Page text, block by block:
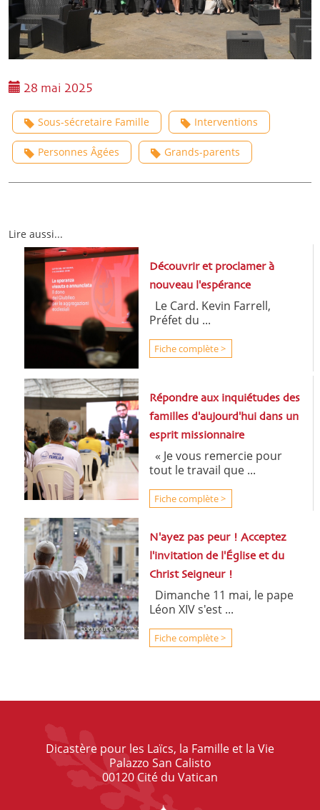
28 mai 2025
Sous-sécretaire Famille Interventions
Personnes Âgées Grands-parents
Lire aussi...
Découvrir et proclamer à
nouveau l'espérance
Le Card. Kevin Farrell,
Préfet du ...
Fiche complète >
Répondre aux inquiétudes des
familles d'aujourd'hui dans un
esprit missionnaire
« Je vous remercie pour
tout le travail que ...
Fiche complète >
N'ayez pas peur ! Acceptez
l'invitation de l'Église et du
Christ Seigneur !
Dimanche 11 mai, le pape
Léon XIV s'est ...
Fiche complète >
Dicastère pour les Laïcs, la Famille et la Vie
Palazzo San Calisto
00120 Cité du Vatican